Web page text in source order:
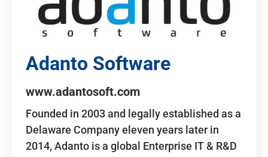
Adanto Software
www.adantosoft.com
Founded in 2003 and legally established as a
Delaware Company eleven years later in
2014, Adanto is a global Enterprise IT & R&D